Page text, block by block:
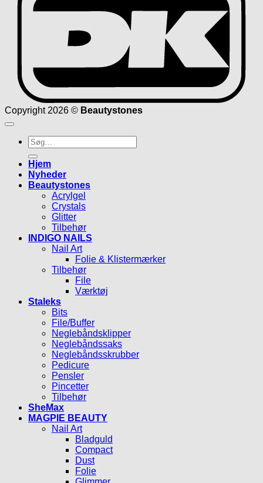
Copyright 2026 © Beautystones
Søg
efter:
Hjem
Nyheder
Beautystones
Acrylgel
Crystals
Glitter
Tilbehør
INDIGO NAILS
Nail Art
Folie & Klistermærker
Tilbehør
File
Værktøj
Staleks
Bits
File/Buffer
Neglebåndsklipper
Neglebåndssaks
Neglebåndsskrubber
Pedicure
Pensler
Pincetter
Tilbehør
SheMax
MAGPIE BEAUTY
Nail Art
Bladguld
Compact
Dust
Folie